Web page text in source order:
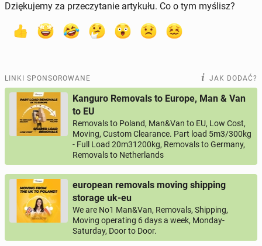
Dziękujemy za przeczytanie artykułu. Co o tym myślisz?
LINKI SPONSOROWANE JAK DODAĆ?
Kanguro Removals to Europe, Man & Van
to EU
Removals to Poland, Man&Van to EU, Low Cost,
Moving, Custom Clearance. Part load 5m3/300kg
- Full Load 20m31200kg, Removals to Germany,
Removals to Netherlands
european removals moving shipping
storage uk-eu
We are No1 Man&Van, Removals, Shipping,
Moving operating 6 days a week, Monday-
Saturday, Door to Door.